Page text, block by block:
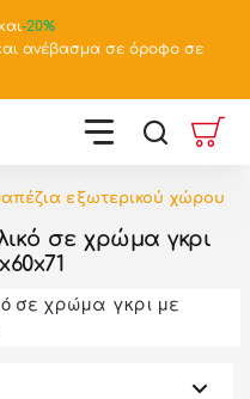
-20%
ανέβασμα σε όροφο σε
εξωτερικού χώρου
σε χρώμα γκρι